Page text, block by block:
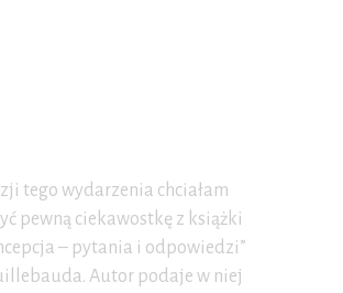
tego wydarzenia chciałam
pewną ciekawostkę z książki
– pytania i odpowiedzi”
Autor podaje w niej